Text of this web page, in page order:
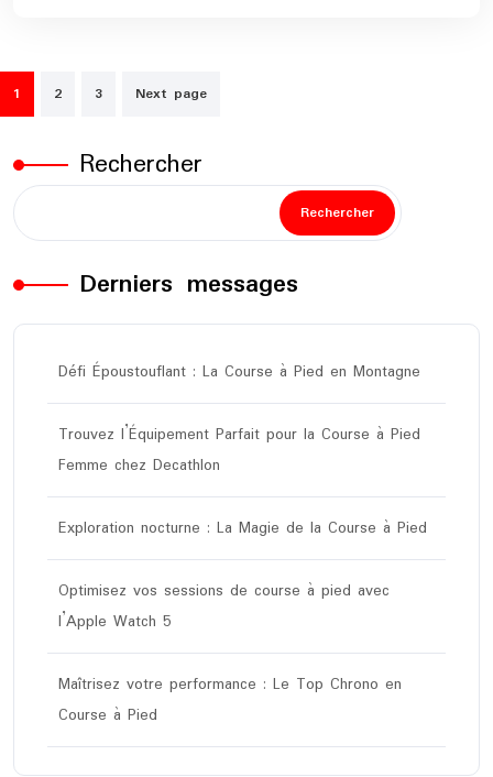
Pagination
des
publications
1 2 3 Next page
Rechercher
Rechercher
Derniers messages
Défi Époustouflant : La Course à Pied en Montagne
Trouvez l’Équipement Parfait pour la Course à Pied
Femme chez Decathlon
Exploration nocturne : La Magie de la Course à Pied
Optimisez vos sessions de course à pied avec
l’Apple Watch 5
Maîtrisez votre performance : Le Top Chrono en
Course à Pied